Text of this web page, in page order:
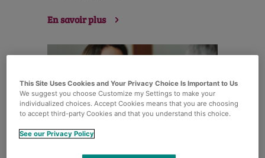
En savoir plus
This Site Uses Cookies and Your Privacy Choice Is Important to Us
We suggest you choose Customize my Settings to make your
individualized choices. Accept Cookies means that you are choosing
to accept third-party Cookies and that you understand this choice.
See our Privacy Policy